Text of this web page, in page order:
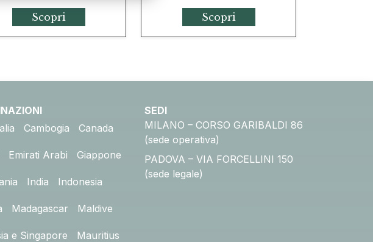
Scopri Scopri
Cambogia Canada
Emirati Arabi Giappone
India Indonesia
Madagascar Maldive
e Singapore Mauritius
SEDI
MILANO – CORSO GARIBALDI 86
(sede operativa)
PADOVA – VIA FORCELLINI 150
(sede legale)